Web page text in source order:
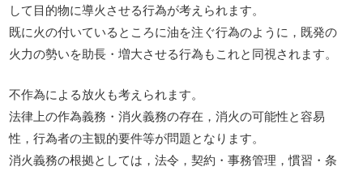
して目的物に導火させる行為が考えられます。
既に火の付いているところに油を注ぐ行為のように，既発の
火力の勢いを助長・増大させる行為もこれと同視されます。
不作為による放火も考えられます。
法律上の作為義務・消火義務の存在，消火の可能性と容易
性，行為者の主観的要件等が問題となります。
消火義務の根拠としては，法令，契約・事務管理，慣習・条